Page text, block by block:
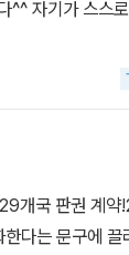
^^ 자기가 스스
개국 판권 계
다는 문구에 끌